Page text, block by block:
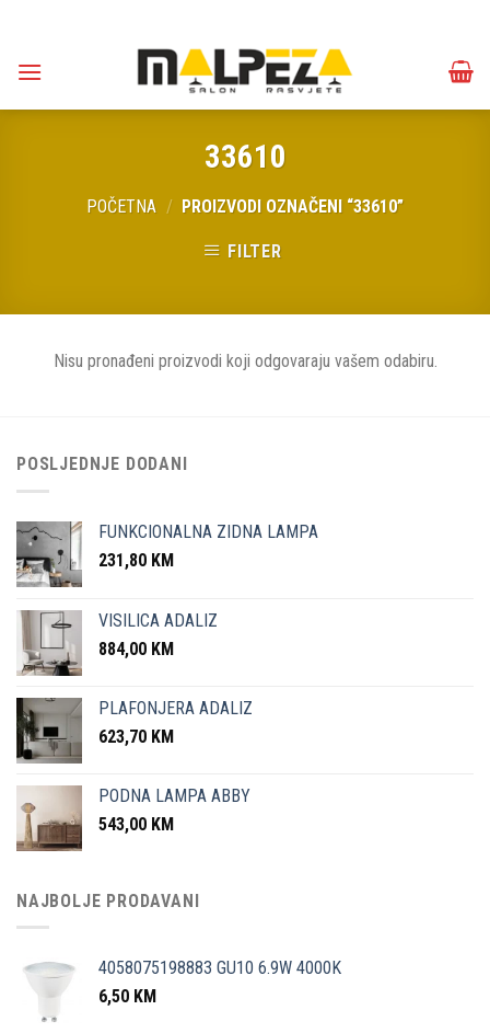
content
33610
POČETNA / PROIZVODI OZNAČENI “33610”
FILTER
Nisu pronađeni proizvodi koji odgovaraju vašem odabiru.
POSLJEDNJE DODANI
FUNKCIONALNA ZIDNA LAMPA
231,80 KM
VISILICA ADALIZ
884,00 KM
PLAFONJERA ADALIZ
623,70 KM
PODNA LAMPA ABBY
543,00 KM
NAJBOLJE PRODAVANI
4058075198883 GU10 6.9W 4000K
6,50 KM